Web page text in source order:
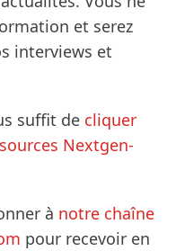
et serez
interviews et
suffit de cliquer
Nextgen-
à notre chaîne
pour recevoir en